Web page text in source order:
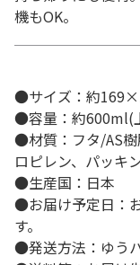
機もOK。
●サイズ：約
●容量：約600ml(
●材質：フタ/AS
ロピレン、パッキ
●生産国：日本
●お届け予定日：
す。
●発送方法：ゆう